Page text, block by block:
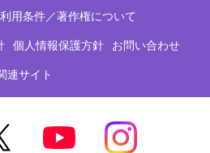
用条件／著作権について
個人情報保護方針 お問い合わせ
連サイト